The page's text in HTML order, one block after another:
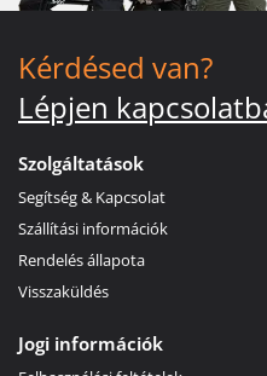
Kérdésed van?
Lépjen
Szolgáltatások
Segítség & Kapcsolat
Szállítási információk
Rendelés állapota
Visszaküldés
Jogi információk